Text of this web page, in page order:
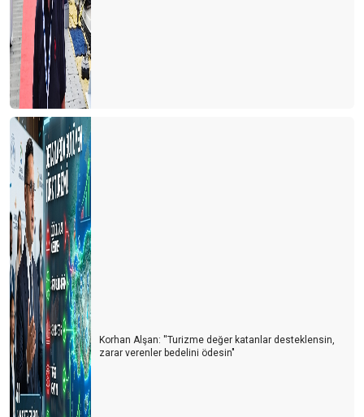
Korhan Alşan: ''Turizme değer katanlar desteklensin,
zarar verenler bedelini ödesin"